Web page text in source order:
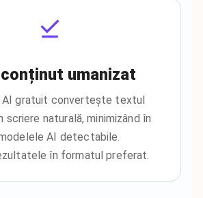
umanizat
AI gratuit convertește textul
scriere naturală, minimizând în
AI detectabile.
în formatul preferat.